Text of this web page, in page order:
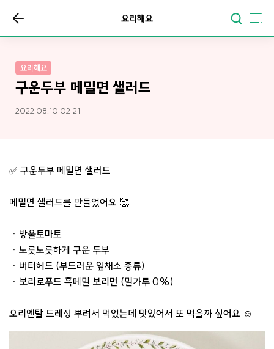
요리해요
요리해요
구운두부 메밀면 샐러드
2022.08.10 02:21
✅ 구운두부 메밀면 샐러드
메밀면 샐러드를 만들었어요 🥰
ㆍ방울토마토
ㆍ노릇노릇하게 구운 두부
ㆍ버터헤드 (부드러운 잎채소 종류)
ㆍ보리로푸드 흑메밀 보리면 (밀가루 0%)
오리엔탈 드레싱 뿌려서 먹었는데 맛있어서 또 먹을까 싶어요 ☺️